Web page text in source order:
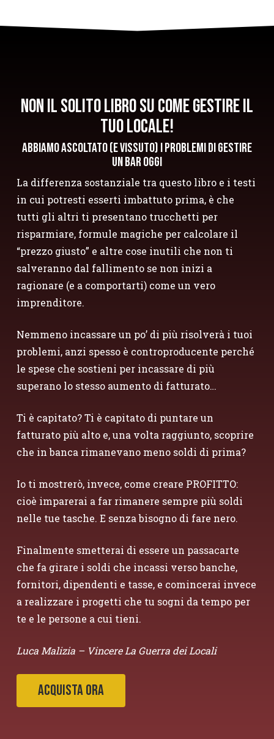
Non il solito libro su come gestire il
tuo locale!
Abbiamo ascoltato (e vissuto) i problemi di gestire
un Bar oggi
La differenza sostanziale tra questo libro e i testi
in cui potresti esserti imbattuto prima, è che
tutti gli altri ti presentano trucchetti per
risparmiare, formule magiche per calcolare il
“prezzo giusto” e altre cose inutili che non ti
salveranno dal fallimento se non inizi a
ragionare (e a comportarti) come un vero
imprenditore.
Nemmeno incassare un po’ di più risolverà i tuoi
problemi, anzi spesso è controproducente perché
le spese che sostieni per incassare di più
superano lo stesso aumento di fatturato…
Ti è capitato? Ti è capitato di puntare un
fatturato più alto e, una volta raggiunto, scoprire
che in banca rimanevano meno soldi di prima?
Io ti mostrerò, invece, come creare PROFITTO:
cioè imparerai a far rimanere sempre più soldi
nelle tue tasche. E senza bisogno di fare nero.
Finalmente smetterai di essere un passacarte
che fa girare i soldi che incassi verso banche,
fornitori, dipendenti e tasse, e comincerai invece
a realizzare i progetti che tu sogni da tempo per
te e le persone a cui tieni.
Luca Malizia – Vincere La Guerra dei Locali
Acquista ora